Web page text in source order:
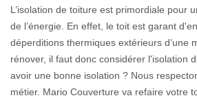
L’isolation de toiture est primordiale pour
de l’énergie. En effet, le toit est garant
déperditions thermiques extérieurs d’une
rénover, il faut donc considérer l'isolation
avoir une bonne isolation ? Nous
métier. Mario Couverture va refaire votre